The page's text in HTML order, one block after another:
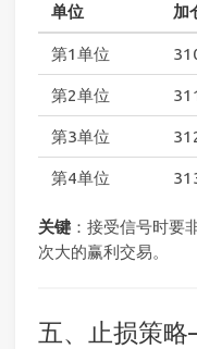
单位 加
第1单位
第2单位
第3单位
第4单位
关键 ：接受信号时要
次大的赢利交易。
五、止损策